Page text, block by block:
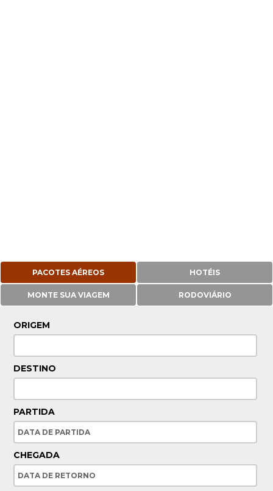
PACOTES AÉREOS HOTÉIS
MONTE SUA VIAGEM RODOVIÁRIO
ORIGEM
DESTINO
PARTIDA
CHEGADA